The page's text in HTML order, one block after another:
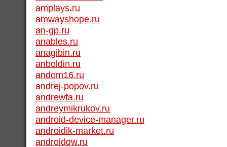
amplays.ru
amwayshope.ru
an-gp.ru
anables.ru
anagibin.ru
anboldin.ru
andom16.ru
andrej-popov.ru
andrewfa.ru
andreymikrukov.ru
android-device-manager.ru
androidik-market.ru
androidqw.ru